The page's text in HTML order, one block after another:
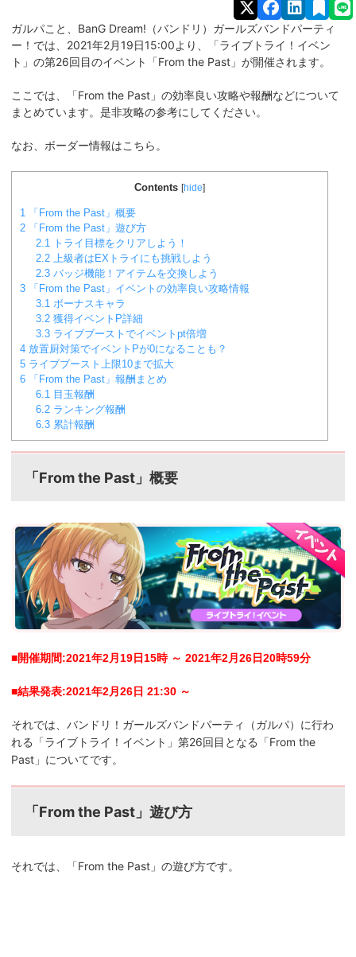
ガルパこと、BanG Dream!（バンドリ）ガールズバンドパーティ
ー！では、2021年2月19日15:00より、「ライブトライ！イベン
ト」の第26回目のイベント「From the Past 」が開催されます。
ここでは、 「From the Past」の効率良い攻略や報酬などについて
まとめています。是非攻略の参考にしてください。
なお、ボーダー情報はこちら。
Contents [hide]
1 「From the Past」概要
2 「From the Past」遊び方
2.1 トライ目標をクリアしよう！
2.2 上級者はEXトライにも挑戦しよう
2.3 バッジ機能！アイテムを交換しよう
3 「From the Past」イベントの効率良い攻略情報
3.1 ボーナスキャラ
3.2 獲得イベントP詳細
3.3 ライブブーストでイベントpt倍増
4 放置厨対策でイベントPが0になることも？
5 ライブブースト上限10まで拡大
6 「From the Past」報酬まとめ
6.1 目玉報酬
6.2 ランキング報酬
6.3 累計報酬
「From the Past」概要
■開催期間:2021年2月19日15時 ～ 2021年2月26日20時59分
■結果発表:2021年2月26日 21:30 ～
それでは、バンドリ！ガールズバンドパーティ（ガルパ）に行わ
れる「ライブトライ！イベント」第26回目となる「From the
Past」 についてです。
「From the Past」 遊び方
それでは、 「From the Past 」の遊び方です。